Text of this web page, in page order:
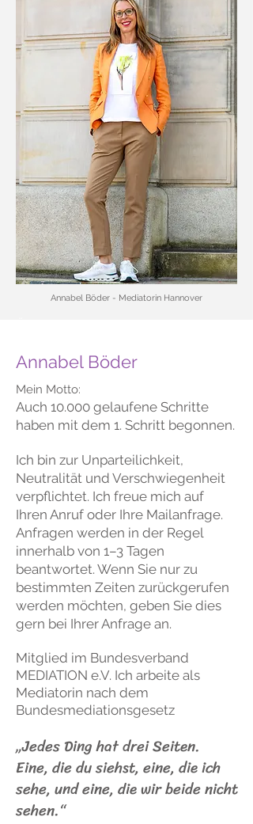
Annabel Böder - Mediatorin Hannover
Annabel Böder
Mein Motto:
Auch 10.000 gelaufene Schritte
haben mit dem 1. Schritt begonnen.
​​Ich bin zur Unparteilichkeit,
Neutralität und Verschwiegenheit
verpflichtet. Ich freue mich auf
Ihren Anruf oder Ihre Mailanfrage.
Anfragen werden in der Regel
innerhalb von 1–3 Tagen
beantwortet. Wenn Sie nur zu
bestimmten Zeiten zurückgerufen
werden möchten, geben Sie dies
gern bei Ihrer Anfrage an.
Mitglied im Bundesverband
MEDIATION e.V. Ich arbeite als
Mediatorin nach dem
Bundesmediationsgesetz
„Jedes Ding hat drei Seiten.
Eine, die du siehst, eine, die ich
sehe, und eine, die wir beide nicht
sehen.“